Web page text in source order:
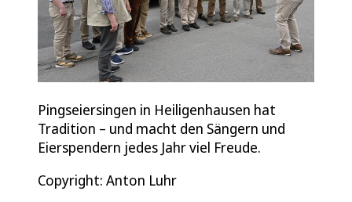
Pingseiersingen in Heiligenhausen hat
Tradition – und macht den Sängern und
Eierspendern jedes Jahr viel Freude.
Copyright: Anton Luhr